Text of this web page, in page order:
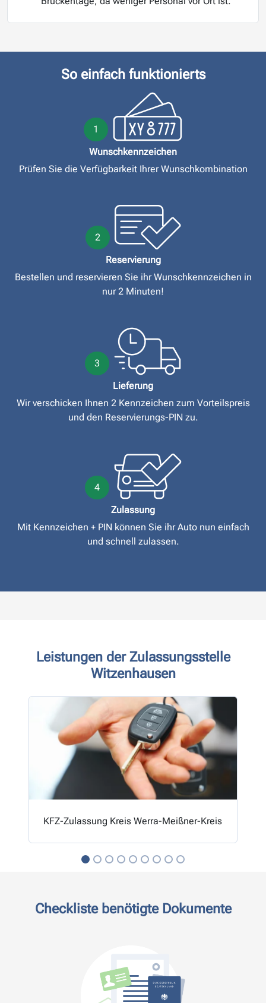
So einfach funktionierts
1
Wunschkennzeichen
Prüfen Sie die Verfügbarkeit Ihrer Wunschkombination
2
Reservierung
Bestellen und reservieren Sie ihr Wunschkennzeichen in
nur 2 Minuten!
3
Lieferung
Wir verschicken Ihnen 2 Kennzeichen zum Vorteilspreis
und den Reservierungs-PIN zu.
4
Zulassung
Mit Kennzeichen + PIN können Sie ihr Auto nun einfach
und schnell zulassen.
Leistungen der Zulassungsstelle
Witzenhausen
KFZ-Zulassung Kreis Werra-Meißner-Kreis
Checkliste benötigte Dokumente